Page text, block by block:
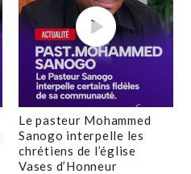
Le pasteur Mohammed
Sanogo interpelle les
chrétiens de l’église
Vases d’Honneur